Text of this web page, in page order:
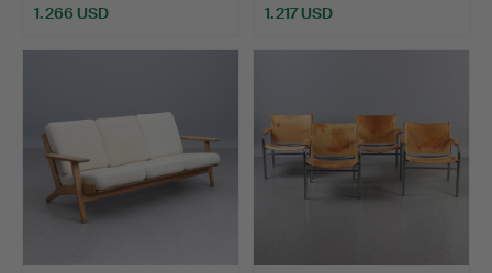
1.266 USD 1.217 USD